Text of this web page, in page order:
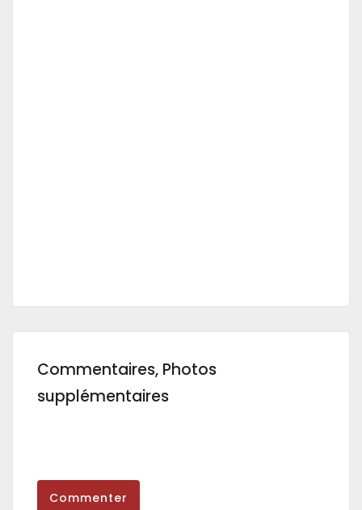
Commentaires, Photos
supplémentaires
Commenter